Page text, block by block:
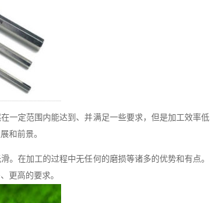
一定范围内能达到、并满足一些要求，但是加工效率低
和前景。
。在加工的过程中无任何的磨损等诸多的优势和有点。
更高的要求。